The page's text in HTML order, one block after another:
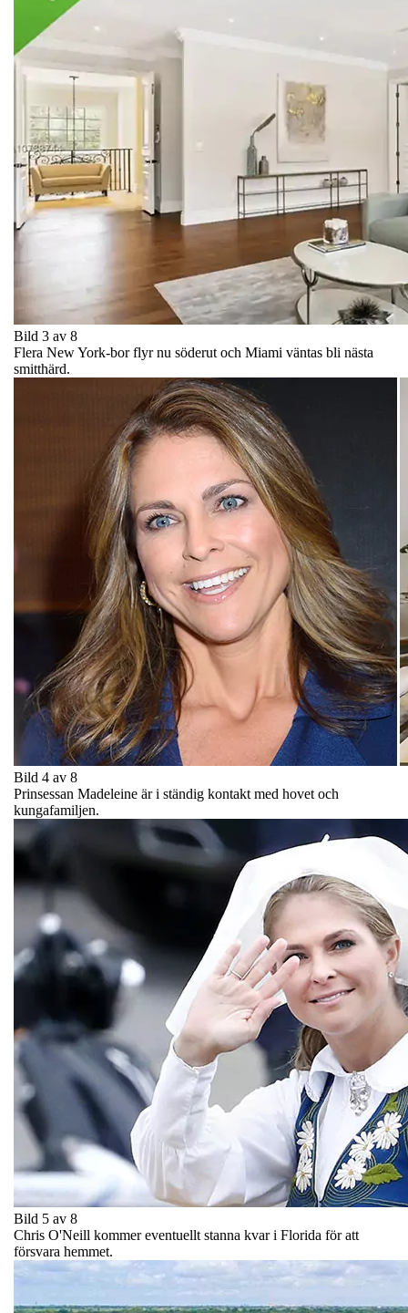
Bild 3 av 8
Flera New York-bor flyr nu söderut och Miami väntas bli nästa
smitthärd.
Bild 4 av 8
Prinsessan Madeleine är i ständig kontakt med hovet och
kungafamiljen.
Bild 5 av 8
Chris O'Neill kommer eventuellt stanna kvar i Florida för att
försvara hemmet.